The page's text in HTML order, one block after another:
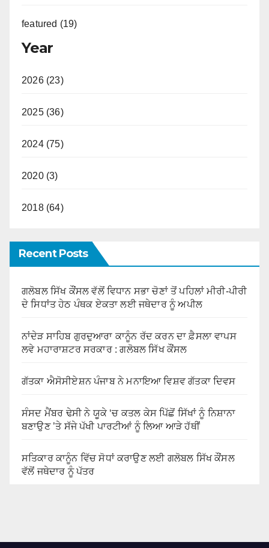
featured (19)
Year
2026 (23)
2025 (36)
2024 (75)
2020 (3)
2018 (64)
Recent Posts
ਗਲੋਬਲ ਸਿੱਖ ਕੌਂਸਲ ਵੱਲੋਂ ਵਿਧਾਨ ਸਭਾ ਚੋਣਾਂ ਤੋਂ ਪਹਿਲਾਂ ਮੀਰੀ-ਪੀਰੀ
ਦੇ ਸਿਧਾਂਤ ਹੇਠ ਪੰਥਕ ਏਕਤਾ ਲਈ ਜਥੇਦਾਰ ਨੂੰ ਅਪੀਲ
ਨਾਂਦੇੜ ਸਾਹਿਬ ਗੁਰਦੁਆਰਾ ਕਾਨੂੰਨ ਰੱਦ ਕਰਨ ਦਾ ਫ਼ੈਸਲਾ ਵਾਪਸ
ਲਵੇ ਮਹਾਰਾਸ਼ਟਰ ਸਰਕਾਰ : ਗਲੋਬਲ ਸਿੱਖ ਕੌਂਸਲ
ਗੱਤਕਾ ਐਸੋਸੀਏਸ਼ਨ ਪੰਜਾਬ ਨੇ ਮਨਾਇਆ ਵਿਸ਼ਵ ਗੱਤਕਾ ਦਿਵਸ
ਸੰਸਦ ਮੈਂਬਰ ਢੇਸੀ ਨੇ ਯੂਕੇ ‘ਚ ਕਤਲ ਕੇਸ ਪਿੱਛੋਂ ਸਿੱਖਾਂ ਨੂੰ ਨਿਸ਼ਾਨਾ
ਬਣਾਉਣ ’ਤੇ ਸੱਜੇ ਪੱਖੀ ਪਾਰਟੀਆਂ ਨੂੰ ਲਿਆ ਆੜੇ ਹੱਥੀਂ
ਸਤਿਕਾਰ ਕਾਨੂੰਨ ਵਿੱਚ ਸੋਧਾਂ ਕਰਾਉਣ ਲਈ ਗਲੋਬਲ ਸਿੱਖ ਕੌਂਸਲ
ਵੱਲੋਂ ਜਥੇਦਾਰ ਨੂੰ ਪੱਤਰ